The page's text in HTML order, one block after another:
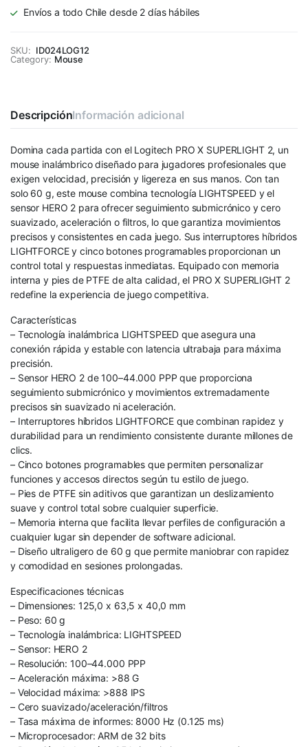
Envíos a todo Chile desde 2 días hábiles
SKU: ID024LOG12
Category: Mouse
DescripciónInformación adicional
Domina cada partida con el Logitech PRO X SUPERLIGHT 2, un
mouse inalámbrico diseñado para jugadores profesionales que
exigen velocidad, precisión y ligereza en sus manos. Con tan
solo 60 g, este mouse combina tecnología LIGHTSPEED y el
sensor HERO 2 para ofrecer seguimiento submicrónico y cero
suavizado, aceleración o filtros, lo que garantiza movimientos
precisos y consistentes en cada juego. Sus interruptores híbridos
LIGHTFORCE y cinco botones programables proporcionan un
control total y respuestas inmediatas. Equipado con memoria
interna y pies de PTFE de alta calidad, el PRO X SUPERLIGHT 2
redefine la experiencia de juego competitiva.
Características
– Tecnología inalámbrica LIGHTSPEED que asegura una
conexión rápida y estable con latencia ultrabaja para máxima
precisión.
– Sensor HERO 2 de 100–44.000 PPP que proporciona
seguimiento submicrónico y movimientos extremadamente
precisos sin suavizado ni aceleración.
– Interruptores híbridos LIGHTFORCE que combinan rapidez y
durabilidad para un rendimiento consistente durante millones de
clics.
– Cinco botones programables que permiten personalizar
funciones y accesos directos según tu estilo de juego.
– Pies de PTFE sin aditivos que garantizan un deslizamiento
suave y control total sobre cualquier superficie.
– Memoria interna que facilita llevar perfiles de configuración a
cualquier lugar sin depender de software adicional.
– Diseño ultraligero de 60 g que permite maniobrar con rapidez
y comodidad en sesiones prolongadas.
Especificaciones técnicas
– Dimensiones: 125,0 x 63,5 x 40,0 mm
– Peso: 60 g
– Tecnología inalámbrica: LIGHTSPEED
– Sensor: HERO 2
– Resolución: 100–44.000 PPP
– Aceleración máxima: >88 G
– Velocidad máxima: >888 IPS
– Cero suavizado/aceleración/filtros
– Tasa máxima de informes: 8000 Hz (0.125 ms)
– Microprocesador: ARM de 32 bits